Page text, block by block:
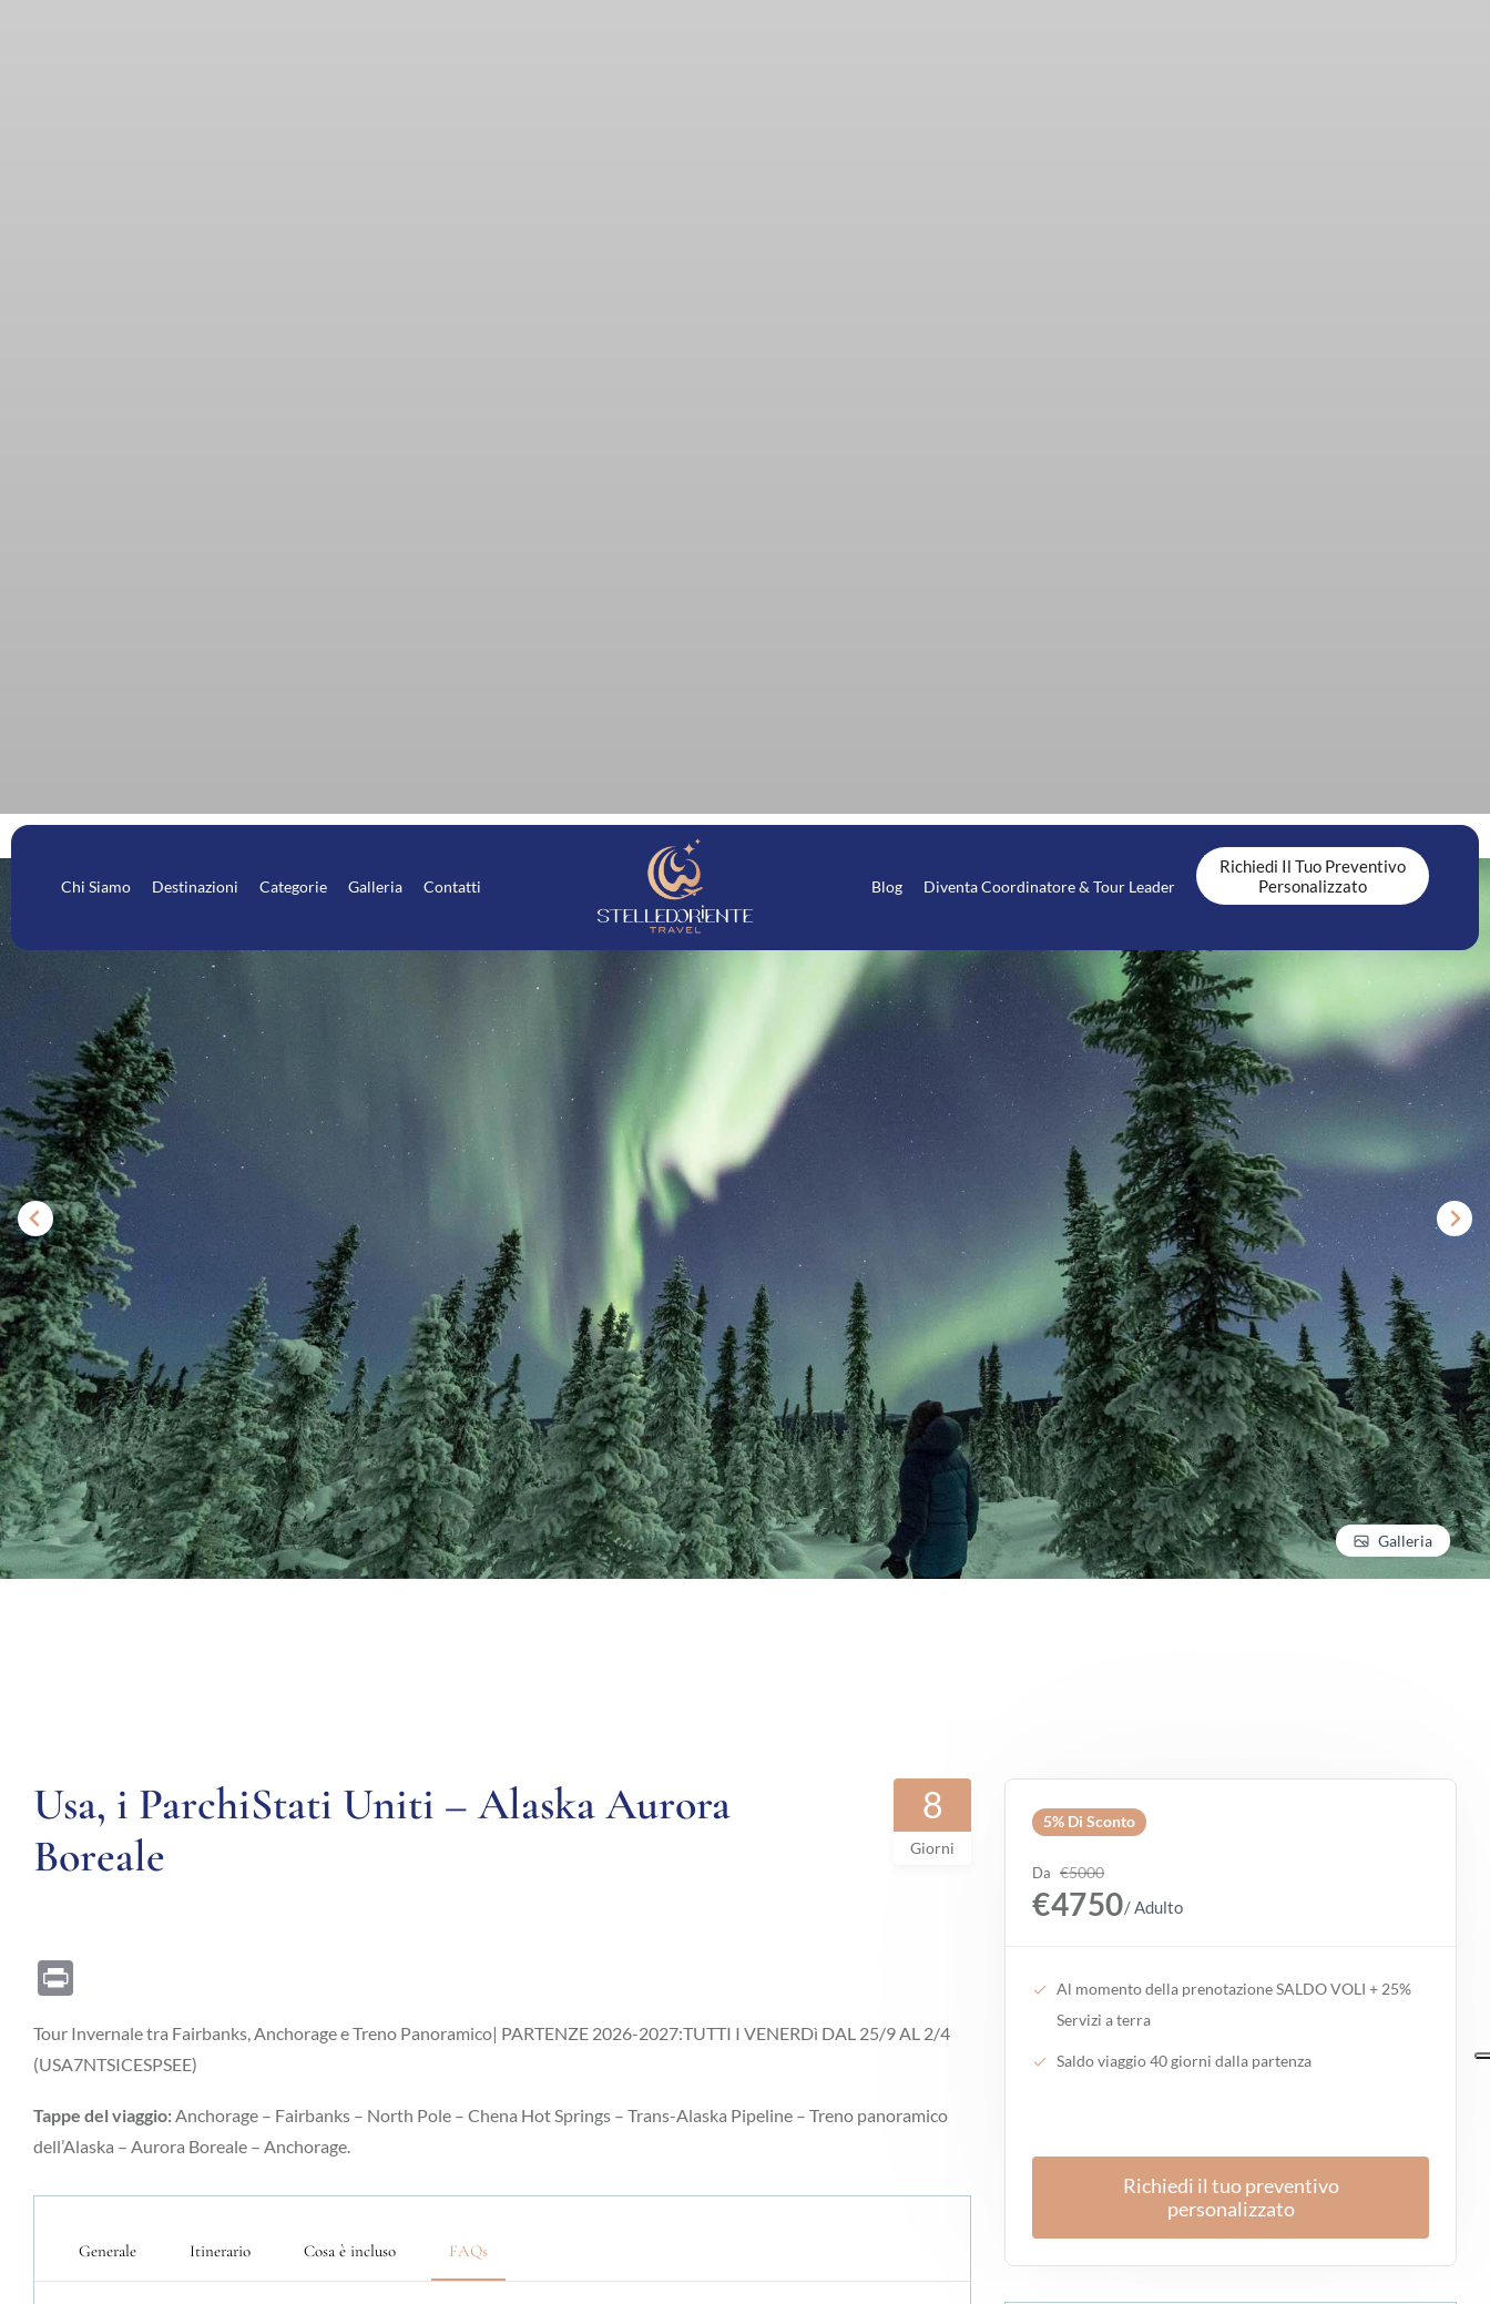
Chi Siamo Destinazioni Categorie Galleria Contatti Blog Diventa Coordinatore & Tour Leader
Richiedi Il Tuo Preventivo
Personalizzato
Galleria
Usa, i ParchiStati Uniti – Alaska Aurora
Boreale
8
Giorni
Tour Invernale tra Fairbanks, Anchorage e Treno Panoramico| PARTENZE 2026-2027:TUTTI I VENERDì DAL 25/9 AL 2/4
(USA7NTSICESPSEE)
Tappe del viaggio:Anchorage – Fairbanks – North Pole – Chena Hot Springs – Trans-Alaska Pipeline – Treno panoramico
dell’Alaska – Aurora Boreale – Anchorage.
Generale Itinerario Cosa è incluso FAQs
5% Di Sconto
Da €5000
€4750/ Adulto
Al momento della prenotazione SALDO VOLI + 25%
Servizi a terra
Saldo viaggio 40 giorni dalla partenza
Richiedi il tuo preventivo
personalizzato